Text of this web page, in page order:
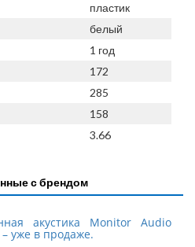
пластик
белый
1 год
172
285
158
3.66
с брендом
акустика Monitor Audio
– уже в продаже.